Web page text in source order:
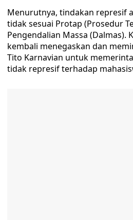
Menurutnya, tindakan represif
tidak sesuai Protap (Prosedur
Pengendalian Massa (Dalmas).
kembali menegaskan dan
Tito Karnavian untuk
tidak represif terhadap